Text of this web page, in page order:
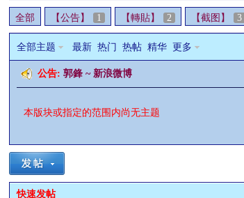
全部 【公告】 1 【轉貼】 2 【截图】 3
全部主题 最新 热门 热帖 精华 更多
公告:郭鋒 ~ 新浪微博
本版块或指定的范围内尚无主题
快速发帖